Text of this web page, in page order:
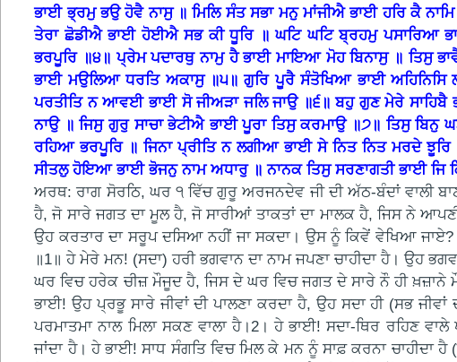
ਭਾਈ ਭ੍ਰਮੁ ਭਉ ਹੋਵੈ ਨਾਸੁ ॥ ਮਿਲਿ ਸੰਤ ਸਭਾ ਮਨੁ ਮਾਂਜੀਐ ਭਾਈ ਹਰਿ ਕੈ
ਤੇਰਾ ਛੋਡੀਐ ਭਾਈ ਹੋਈਐ ਸਭ ਕੀ ਧੂਰਿ ॥ ਘਟਿ ਘਟਿ ਬ੍ਰਹਮੁ ਪਸਾਰਿਆ
ਭਰਪੂਰਿ ॥੪॥ ਪ੍ਰੇਮ ਪਦਾਰਥੁ ਨਾਮੁ ਹੈ ਭਾਈ ਮਾਇਆ ਮੋਹ ਬਿਨਾਸੁ ॥ ਤਿਸੁ
ਭਾਈ ਮਉਲਿਆ ਧਰਤਿ ਅਕਾਸੁ ॥੫॥ ਗੁਰਿ ਪੂਰੈ ਸੰਤੋਖਿਆ ਭਾਈ ਅਹਿਨਿਸਿ
ਪਰਤੀਤਿ ਨ ਆਵਈ ਭਾਈ ਸੋ ਜੀਅੜਾ ਜਲਿ ਜਾਉ ॥੬॥ ਬਹੁ ਗੁਣ ਮੇਰੇ ਸਾਹਿਬੈ
ਨਾਉ ॥ ਜਿਸੁ ਗੁਰੁ ਸਾਚਾ ਭੇਟੀਐ ਭਾਈ ਪੂਰਾ ਤਿਸੁ ਕਰਮਾਉ ॥੭॥ ਤਿਸੁ ਬਿਨੁ
ਰਹਿਆ ਭਰਪੂਰਿ ॥ ਜਿਨਾ ਪ੍ਰੀਤਿ ਨ ਲਗੀਆ ਭਾਈ ਸੇ ਨਿਤ ਨਿਤ ਮਰਦੇ
ਸੀਤਲੁ ਹੋਇਆ ਭਾਈ ਭੋਜਨੁ ਨਾਮ ਅਧਾਰੁ ॥ ਨਾਨਕ ਤਿਸੁ ਸਰਣਾਗਤੀ ਭਾਈ ਜਿ
ਅਰਥ: ਰਾਗ ਸੋਰਠਿ, ਘਰ ੧ ਵਿੱਚ ਗੁਰੂ ਅਰਜਨਦੇਵ ਜੀ ਦੀ ਅੱਠ-ਬੰਦਾਂ ਵਾਲੀ
ਹੈ, ਜੋ ਸਾਰੇ ਜਗਤ ਦਾ ਮੂਲ ਹੈ, ਜੋ ਸਾਰੀਆਂ ਤਾਕਤਾਂ ਦਾ ਮਾਲਕ ਹੈ, ਜਿਸ ਨੇ
ਉਹ ਕਰਤਾਰ ਦਾ ਸਰੂਪ ਦਸਿਆ ਨਹੀਂ ਜਾ ਸਕਦਾ। ਉਸ ਨੂੰ ਕਿਵੇਂ ਵੇਖਿਆ ਜਾਏ?
॥1॥ ਹੇ ਮੇਰੇ ਮਨ! (ਸਦਾ) ਹਰੀ ਭਗਵਾਨ ਦਾ ਨਾਮ ਜਪਣਾ ਚਾਹੀਦਾ ਹੈ। ਉਹ
ਘਰ ਵਿਚ ਹਰੇਕ ਚੀਜ਼ ਮੌਜੂਦ ਹੈ, ਜਿਸ ਦੇ ਘਰ ਵਿਚ ਜਗਤ ਦੇ ਸਾਰੇ ਨੌ ਹੀ
ਭਾਈ! ਉਹ ਪ੍ਰਭੂ ਸਾਰੇ ਜੀਵਾਂ ਦੀ ਪਾਲਣਾ ਕਰਦਾ ਹੈ, ਉਹ ਸਦਾ ਹੀ (ਸਭ
ਪਰਮਾਤਮਾ ਨਾਲ ਮਿਲਾ ਸਕਣ ਵਾਲਾ ਹੈ।2। ਹੇ ਭਾਈ! ਸਦਾ-ਥਿਰ ਰਹਿਣ
ਜਾਂਦਾ ਹੈ। ਹੇ ਭਾਈ! ਸਾਧ ਸੰਗਤਿ ਵਿਚ ਮਿਲ ਕੇ ਮਨ ਨੂੰ ਸਾਫ਼ ਕਰਨਾ ਚਾਹੀਦਾ